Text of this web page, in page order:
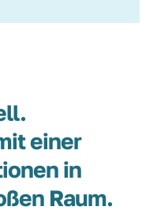
einer
in
Raum.